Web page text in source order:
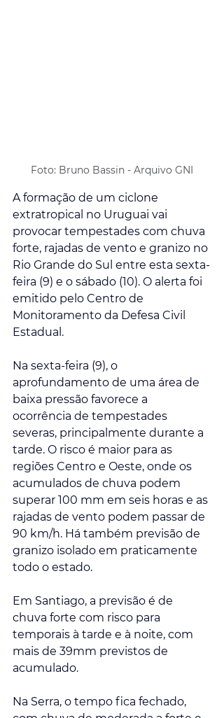
Foto: Bruno Bassin - Arquivo GNI
A formação de um ciclone
extratropical no Uruguai vai
provocar tempestades com chuva
forte, rajadas de vento e granizo no
Rio Grande do Sul entre esta sexta-
feira (9) e o sábado (10). O alerta foi
emitido pelo Centro de
Monitoramento da Defesa Civil
Estadual.
Na sexta-feira (9), o
aprofundamento de uma área de
baixa pressão favorece a
ocorrência de tempestades
severas, principalmente durante a
tarde. O risco é maior para as
regiões Centro e Oeste, onde os
acumulados de chuva podem
superar 100 mm em seis horas e as
rajadas de vento podem passar de
90 km/h. Há também previsão de
granizo isolado em praticamente
todo o estado.
Em Santiago, a previsão é de
chuva forte com risco para
temporais à tarde e à noite, com
mais de 39mm previstos de
acumulado.
Na Serra, o tempo fica fechado,